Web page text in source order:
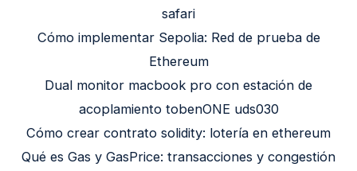
safari
Cómo implementar Sepolia: Red de prueba de
Ethereum
Dual monitor macbook pro con estación de
acoplamiento tobenONE uds030
Cómo crear contrato solidity: lotería en ethereum
Qué es Gas y GasPrice: transacciones y congestión